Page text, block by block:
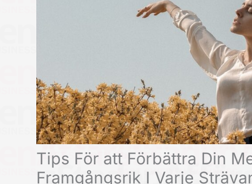
Tips För att Förbättra Din
Framgångsrik I Varje